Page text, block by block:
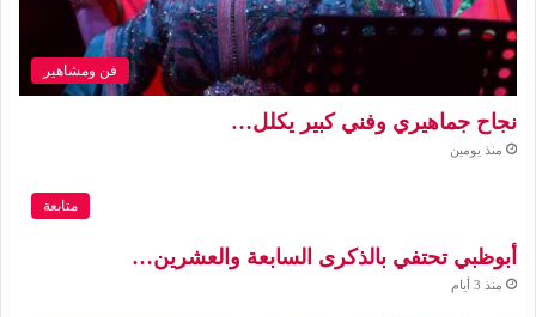
فن ومشاهير
نجاح جماهيري وفني كبير يكلل…
منذ يومين
متابعة
أبوظبي تحتفي بالذكرى السابعة والعشرين…
منذ 3 أيام